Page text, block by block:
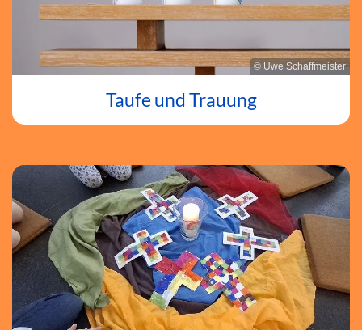
© Uwe Schaffmeister
Taufe und Trauung